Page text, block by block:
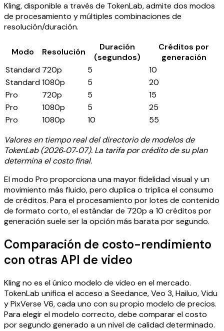
Kling, disponible a través de TokenLab, admite dos modos
de procesamiento y múltiples combinaciones de
resolución/duración.
Modo Resolución
Duración
(segundos)
Créditos por
generación
Standard 720p 5
10
Standard1080p 5
20
Pro
720p 5
15
Pro
1080p 5
25
Pro
1080p 10
55
Valores en tiempo real del directorio de modelos de
TokenLab (2026‑07‑07). La tarifa por crédito de su plan
determina el costo final.
El modo Pro proporciona una mayor fidelidad visual y un
movimiento más fluido, pero duplica o triplica el consumo
de créditos. Para el procesamiento por lotes de contenido
de formato corto, el estándar de 720p a 10 créditos por
generación suele ser la opción más barata por segundo.
Comparación de costo-rendimiento
con otras API de video
Kling no es el único modelo de video en el mercado.
TokenLab unifica el acceso a Seedance, Veo 3, Hailuo, Vidu
y PixVerse V6, cada uno con su propio modelo de precios.
Para elegir el modelo correcto, debe comparar el costo
por segundo generado a un nivel de calidad determinado.